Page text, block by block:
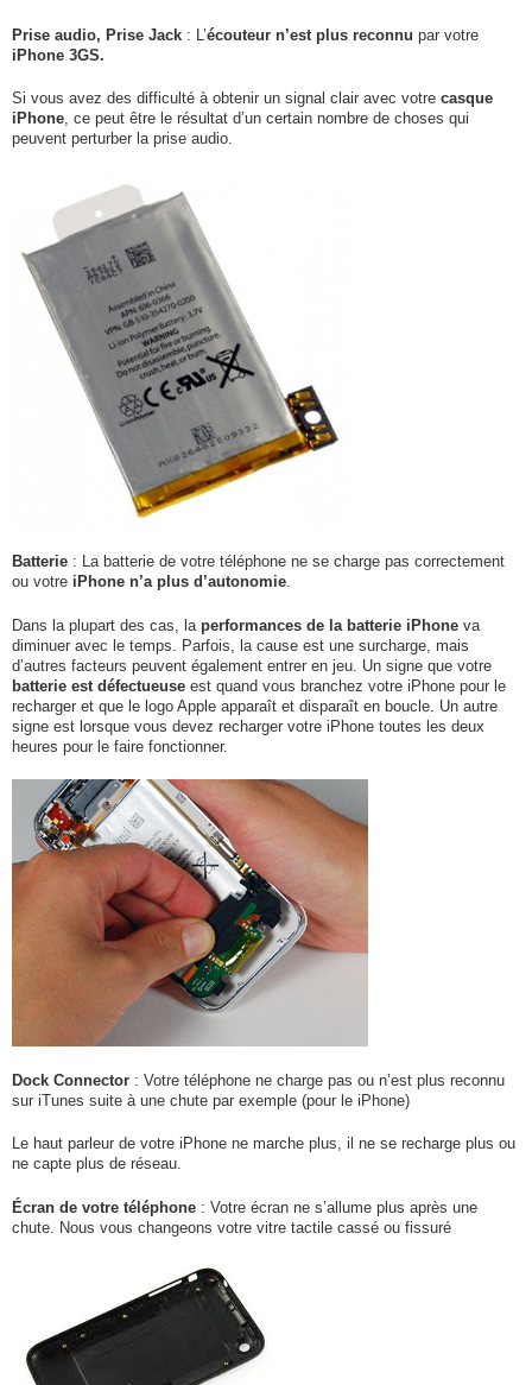
Prise audio, Prise Jack : L’écouteur n’est plus reconnu par votre
iPhone 3GS.
Si vous avez des difficulté à obtenir un signal clair avec votre casque
iPhone, ce peut être le résultat d’un certain nombre de choses qui
peuvent perturber la prise audio.
Batterie : La batterie de votre téléphone ne se charge pas correctement
ou votre iPhone n’a plus d’autonomie.
Dans la plupart des cas, la performances de la batterie iPhone va
diminuer avec le temps. Parfois, la cause est une surcharge, mais
d’autres facteurs peuvent également entrer en jeu. Un signe que votre
batterie est défectueuse est quand vous branchez votre iPhone pour le
recharger et que le logo Apple apparaît et disparaît en boucle. Un autre
signe est lorsque vous devez recharger votre iPhone toutes les deux
heures pour le faire fonctionner.
Dock Connector : Votre téléphone ne charge pas ou n’est plus reconnu
sur iTunes suite à une chute par exemple (pour le iPhone)
Le haut parleur de votre iPhone ne marche plus, il ne se recharge plus ou
ne capte plus de réseau.
Écran de votre téléphone : Votre écran ne s’allume plus après une
chute. Nous vous changeons votre vitre tactile cassé ou fissuré